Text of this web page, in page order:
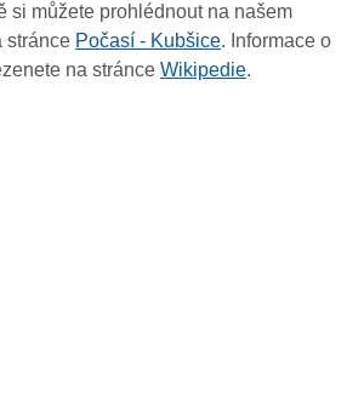
si můžete prohlédnout na našem
stránce Počasí - Kubšice. Informace o
na stránce Wikipedie.